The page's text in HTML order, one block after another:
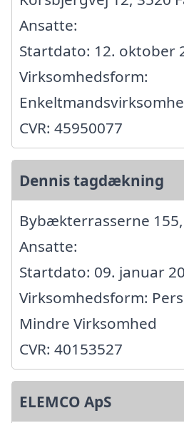
Ansatte:
Startdato: 12. oktober
Virksomhedsform:
CVR: 45950077
Dennis tagdækning
Bybækterrasserne
Ansatte:
Startdato: 09. januar
Virksomhedsform:
Mindre Virksomhed
CVR: 40153527
ELEMCO ApS